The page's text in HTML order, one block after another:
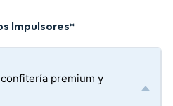
Impulsores*
premium y